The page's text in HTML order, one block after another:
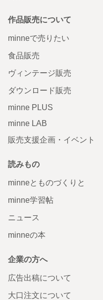
作品販売について
minneで売りたい
食品販売
ヴィンテージ販売
ダウンロード販売
minne PLUS
minne LAB
販売支援企画・イベント
読みもの
minneとものづくりと
minne学習帖
ニュース
minneの本
企業の方へ
広告出稿について
大口注文について